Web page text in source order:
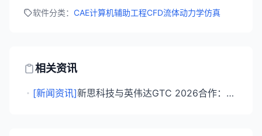
软件分类： CAE计算机辅助工程CFD流体动力学仿真
相关资讯
・ [新闻资讯] 新思科技与英伟达GTC 2026合作：34倍计算加速，重塑工程计算范式